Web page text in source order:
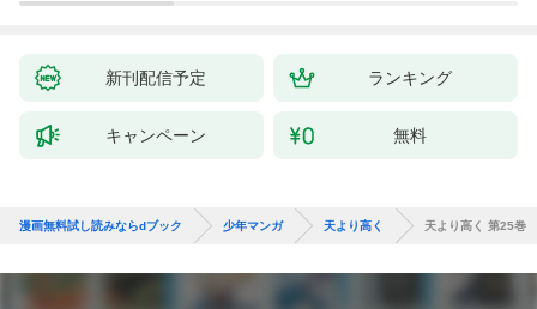
（１）
新刊配信予定 ランキング
キャンペーン 無料
漫画無料試し読みならdブック 少年マンガ 天より高く 天より高く 第25巻